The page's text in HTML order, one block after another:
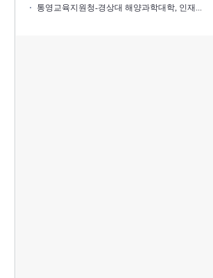
통영교육지원청-경상대 해양과학대학, 인재...